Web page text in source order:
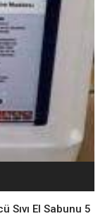
Sıvı El Sabunu 5